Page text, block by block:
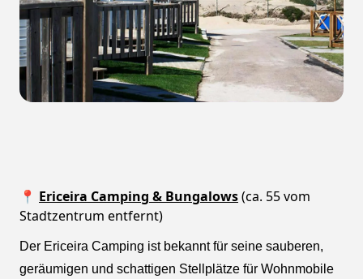
📍 Ericeira Camping & Bungalows(ca. 55 vom
Stadtzentrum entfernt)
Der Ericeira Camping ist bekannt für seine sauberen,
geräumigen und schattigen Stellplätze für Wohnmobile